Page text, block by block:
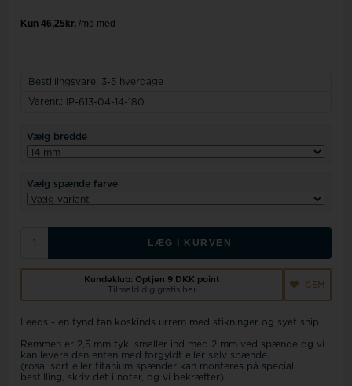
Bestillingsvare, 3-5 hverdage
Varenr.: IP-613-04-14-180
Vælg bredde
Vælg spænde farve
LÆG I KURVEN
Kundeklub: Optjen 9 DKK point
Tilmeld dig gratis her
GEM
Leeds - en tynd tan koskinds urrem med stikninger og syet snip
Remmen er 2,5 mm tyk, smaller ind med 2 mm ved spænde og vi
kan levere den enten med forgyldt eller sølv spænde.
(rosa, sort eller titanium spænder kan monteres på special
bestilling, skriv det i noter, og vi bekræfter)